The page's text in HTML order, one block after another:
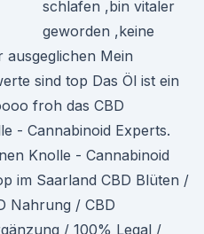
schlafen ,bin vitaler
geworden ,keine
Mein
sind top Das Öl ist ein
froh das CBD
- Cannabinoid Experts.
Knolle - Cannabinoid
im Saarland CBD Blüten /
Nahrung / CBD
/ 100% Legal /